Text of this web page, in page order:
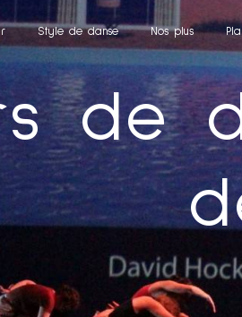
Style de danse Nos plus
de